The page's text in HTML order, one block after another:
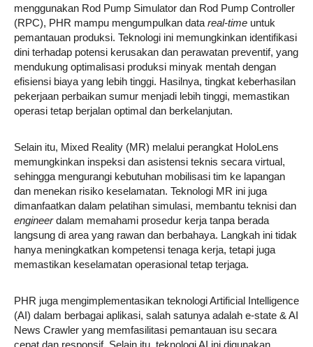
menggunakan Rod Pump Simulator dan Rod Pump Controller
(RPC), PHR mampu mengumpulkan data real-time untuk
pemantauan produksi. Teknologi ini memungkinkan identifikasi
dini terhadap potensi kerusakan dan perawatan preventif, yang
mendukung optimalisasi produksi minyak mentah dengan
efisiensi biaya yang lebih tinggi. Hasilnya, tingkat keberhasilan
pekerjaan perbaikan sumur menjadi lebih tinggi, memastikan
operasi tetap berjalan optimal dan berkelanjutan.
Selain itu, Mixed Reality (MR) melalui perangkat HoloLens
memungkinkan inspeksi dan asistensi teknis secara virtual,
sehingga mengurangi kebutuhan mobilisasi tim ke lapangan
dan menekan risiko keselamatan. Teknologi MR ini juga
dimanfaatkan dalam pelatihan simulasi, membantu teknisi dan
engineerdalam memahami prosedur kerja tanpa berada
langsung di area yang rawan dan berbahaya. Langkah ini tidak
hanya meningkatkan kompetensi tenaga kerja, tetapi juga
memastikan keselamatan operasional tetap terjaga.
PHR juga mengimplementasikan teknologi Artificial Intelligence
(AI) dalam berbagai aplikasi, salah satunya adalah e-state & AI
News Crawler yang memfasilitasi pemantauan isu secara
cepat dan responsif. Selain itu, teknologi AI ini digunakan